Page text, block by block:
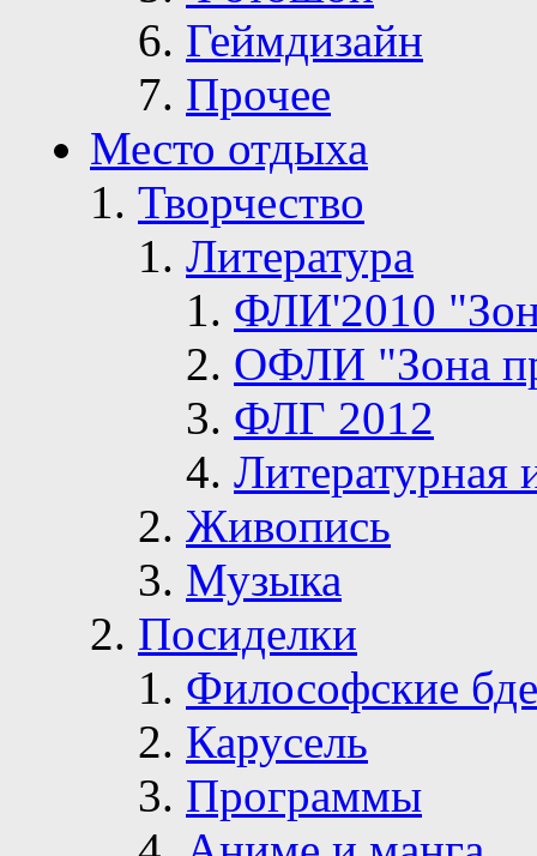
Геймдизайн
Прочее
Место отдыха
Творчество
Литература
ФЛИ'2010
ОФЛИ "Зона
ФЛГ 2012
Живопись
Музыка
Посиделки
Философские
Карусель
Программы